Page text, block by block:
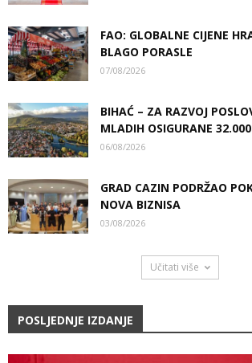
FAO: GLOBALNE CIJENE
BLAGO PORASLE
07/08/2026
BIHAĆ – ZA RAZVOJ
MLADIH OSIGURANE
06/08/2026
GRAD CAZIN PODRŽAO
NOVA BIZNISA
03/08/2026
Učitati više
POSLJEDNJE IZDANJE